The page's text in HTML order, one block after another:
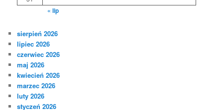
« lip
sierpień 2026
lipiec 2026
czerwiec 2026
maj 2026
kwiecień 2026
marzec 2026
luty 2026
styczeń 2026